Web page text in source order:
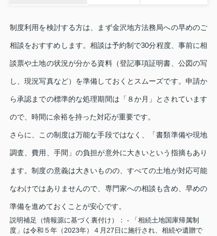
制度利用を検討する方は、まず金沢地方法務局への早めのご
相談をおすすめします。相談は予約制で30分程度、事前に相
談票や土地の状況が分かる資料（登記事項証明書、公図の写
し、現況写真など）を準備しておくとスムーズです。申請か
ら承認までの標準的な処理期間は「８か月」とされています
ので、時間に余裕を持った対応が重要です。
さらに、この制度は万能な手段ではなく、「書類準備や現地
調査、費用、手間」の負担が意外に大きいという指摘もあり
ます。制度の意義は大きいものの、すべての土地が対応可能
なわけではありませんので、専門家への相談も含め、早めの
準備を進めておくことが安心です。
説明補足（情報源に基づく裏付け）： - 「相続土地国庫帰属制
度」は令和５年（2023年）４月27日に施行され、相続や遺贈で